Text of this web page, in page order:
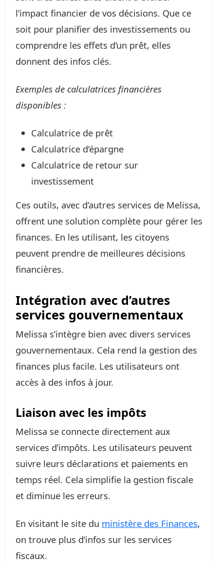
l’impact financier de vos décisions. Que ce
soit pour planifier des investissements ou
comprendre les effets d’un prêt, elles
donnent des infos clés.
Exemples de calculatrices financières
disponibles :
Calculatrice de prêt
Calculatrice d’épargne
Calculatrice de retour sur
investissement
Ces outils, avec d’autres services de Melissa,
offrent une solution complète pour gérer les
finances. En les utilisant, les citoyens
peuvent prendre de meilleures décisions
financières.
Intégration avec d’autres
services gouvernementaux
Melissa s’intègre bien avec divers services
gouvernementaux. Cela rend la gestion des
finances plus facile. Les utilisateurs ont
accès à des infos à jour.
Liaison avec les impôts
Melissa se connecte directement aux
services d’impôts. Les utilisateurs peuvent
suivre leurs déclarations et paiements en
temps réel. Cela simplifie la gestion fiscale
et diminue les erreurs.
En visitant le site du ministère des Finances,
on trouve plus d’infos sur les services
fiscaux.